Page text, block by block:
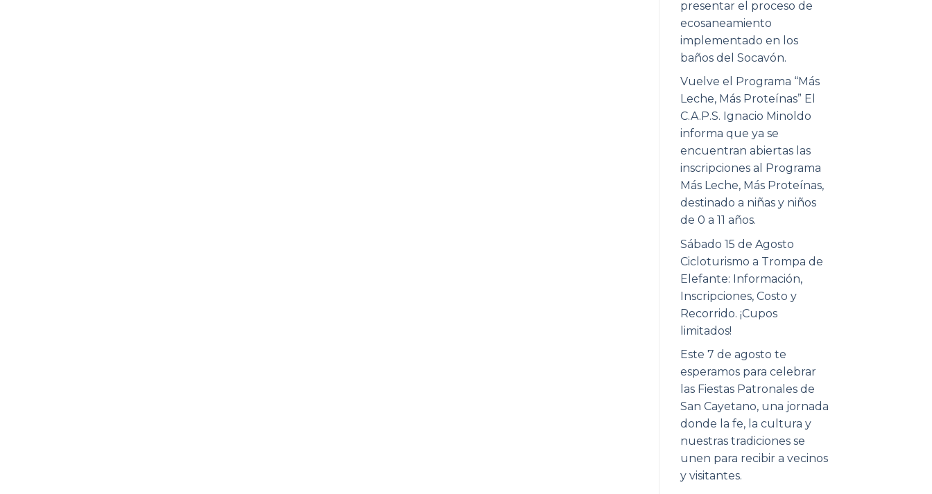
presentar el proceso de
ecosaneamiento
implementado en los
baños del Socavón.
Vuelve el Programa “Más
Leche, Más Proteínas” El
C.A.P.S. Ignacio Minoldo
informa que ya se
encuentran abiertas las
inscripciones al Programa
Más Leche, Más Proteínas,
destinado a niñas y niños
de 0 a 11 años.
Sábado 15 de Agosto
Cicloturismo a Trompa de
Elefante: Información,
Inscripciones, Costo y
Recorrido. ¡Cupos
limitados!
Este 7 de agosto te
esperamos para celebrar
las Fiestas Patronales de
San Cayetano, una jornada
donde la fe, la cultura y
nuestras tradiciones se
unen para recibir a vecinos
y visitantes.